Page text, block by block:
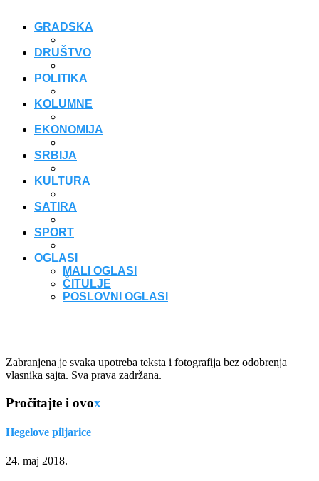
GRADSKA
DRUŠTVO
POLITIKA
KOLUMNE
EKONOMIJA
SRBIJA
KULTURA
SATIRA
SPORT
OGLASI
MALI OGLASI
ČITULJE
POSLOVNI OGLASI
Zabranjena je svaka upotreba teksta i fotografija bez odobrenja
vlasnika sajta. Sva prava zadržana.
Pročitajte i ovox
Hegelove piljarice
24. maj 2018.